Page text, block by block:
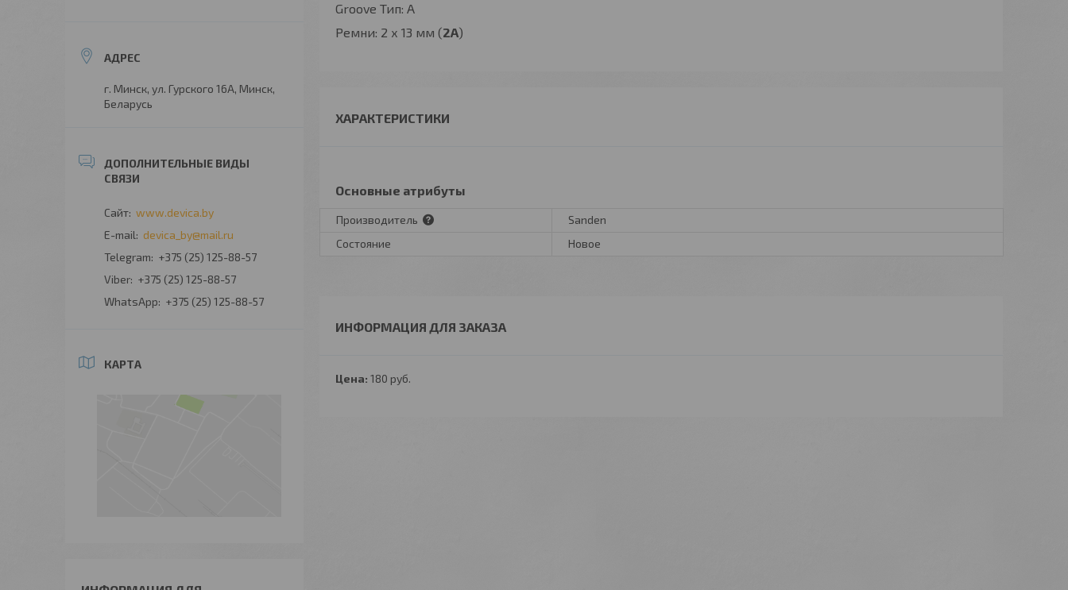
Groove Тип: A
Ремни: 2 х 13 мм (2А)
ХАРАКТЕРИСТИКИ
Основные атрибуты
Производитель
Sanden
Состояние
Новое
ИНФОРМАЦИЯ ДЛЯ ЗАКАЗА
Цена: 180 руб.
г. Минск, ул. Гурского 16А, Минск,
Беларусь
www.devica.by
devica_by@mail.ru
+375 (25) 125-88-57
+375 (25) 125-88-57
+375 (25) 125-88-57
КАРТА